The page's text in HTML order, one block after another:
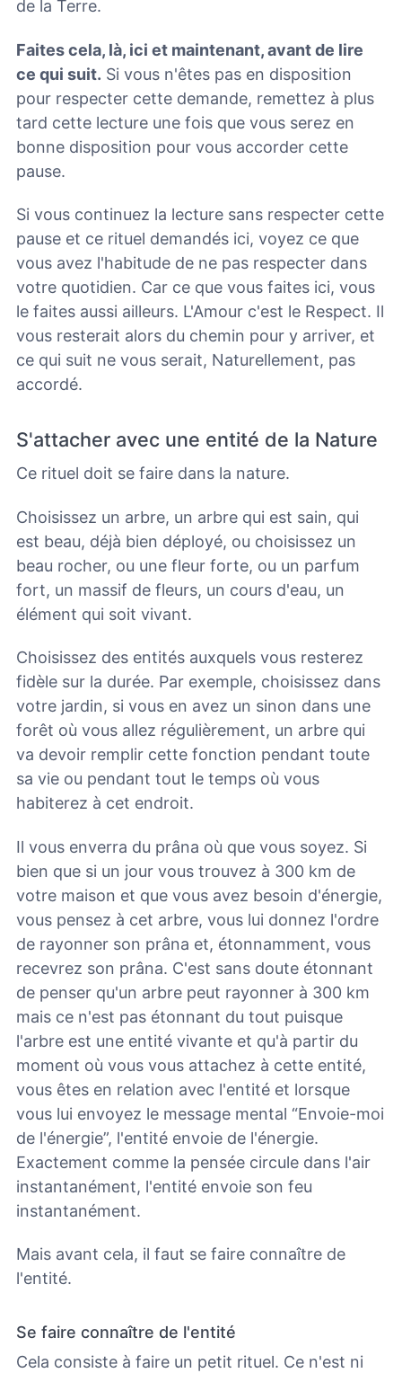
de la Terre.
Faites cela, là, ici et maintenant, avant de lire
ce qui suit. Si vous n'êtes pas en disposition
pour respecter cette demande, remettez à plus
tard cette lecture une fois que vous serez en
bonne disposition pour vous accorder cette
pause.
Si vous continuez la lecture sans respecter cette
pause et ce rituel demandés ici, voyez ce que
vous avez l'habitude de ne pas respecter dans
votre quotidien. Car ce que vous faites ici, vous
le faites aussi ailleurs. L'Amour c'est le Respect. Il
vous resterait alors du chemin pour y arriver, et
ce qui suit ne vous serait, Naturellement, pas
accordé.
S'attacher avec une entité de la Nature
Ce rituel doit se faire dans la nature.
Choisissez un arbre, un arbre qui est sain, qui
est beau, déjà bien déployé, ou choisissez un
beau rocher, ou une fleur forte, ou un parfum
fort, un massif de fleurs, un cours d'eau, un
élément qui soit vivant.
Choisissez des entités auxquels vous resterez
fidèle sur la durée. Par exemple, choisissez dans
votre jardin, si vous en avez un sinon dans une
forêt où vous allez régulièrement, un arbre qui
va devoir remplir cette fonction pendant toute
sa vie ou pendant tout le temps où vous
habiterez à cet endroit.
Il vous enverra du prâna où que vous soyez. Si
bien que si un jour vous trouvez à 300 km de
votre maison et que vous avez besoin d'énergie,
vous pensez à cet arbre, vous lui donnez l'ordre
de rayonner son prâna et, étonnamment, vous
recevrez son prâna. C'est sans doute étonnant
de penser qu'un arbre peut rayonner à 300 km
mais ce n'est pas étonnant du tout puisque
l'arbre est une entité vivante et qu'à partir du
moment où vous vous attachez à cette entité,
vous êtes en relation avec l'entité et lorsque
vous lui envoyez le message mental “Envoie-moi
de l'énergie”, l'entité envoie de l'énergie.
Exactement comme la pensée circule dans l'air
instantanément, l'entité envoie son feu
instantanément.
Mais avant cela, il faut se faire connaître de
l'entité.
Se faire connaître de l'entité
Cela consiste à faire un petit rituel. Ce n'est ni